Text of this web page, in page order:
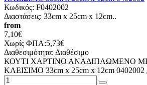
Κωδικός: F0402002
Διαστάσεις: 33cm x 25cm x 12cm..
from
7,10€
Χωρίς ΦΠΑ:5,73€
Διαθεσιμότητα: Διαθέσιμο
ΚΟΥΤΙ ΧΑΡΤΙΝΟ ΑΝΑΔΙΠΛΩΜΕΝΟ
ΚΛΕΙΣΙΜΟ 33cm x 25cm x 12cm 0402002